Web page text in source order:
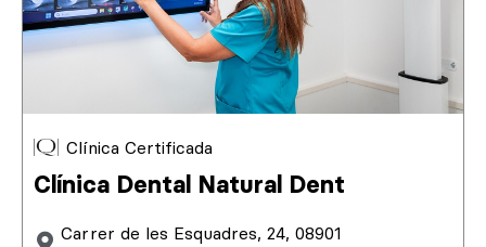
Clínica Certificada
Clínica Dental Natural Dent
Carrer de les Esquadres, 24, 08901